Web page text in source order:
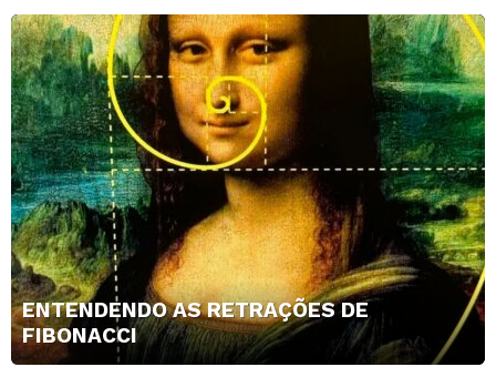
ENTENDENDO AS RETRAÇÕES DE
FIBONACCI